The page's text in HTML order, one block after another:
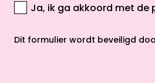
Ja, ik ga akkoord met de
Dit formulier wordt beveiligd